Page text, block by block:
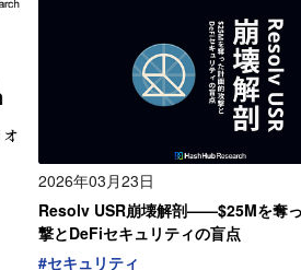
2026年03月23日
Resolv USR崩壊解剖——$25Mを奪
撃とDeFiセキュリティの盲点
#セキュリティ